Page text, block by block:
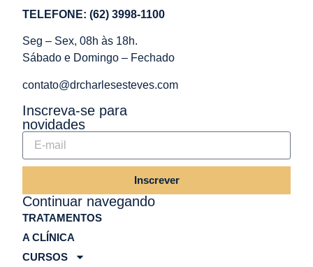
TELEFONE: (62) 3998-1100
Seg – Sex, 08h às 18h.
Sábado e Domingo – Fechado
contato@drcharlesesteves.com
Inscreva-se para
novidades
Inscrever
Continuar navegando
TRATAMENTOS
A CLÍNICA
CURSOS